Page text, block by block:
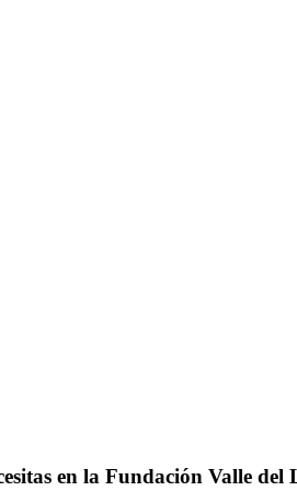
en la Fundación Valle del